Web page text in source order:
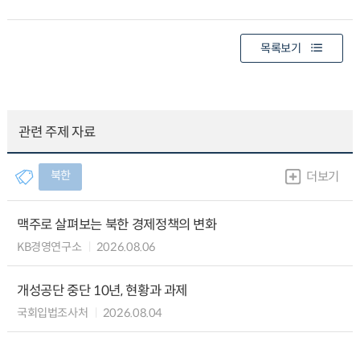
목록보기
관련 주제 자료
북한 더보기
맥주로 살펴보는 북한 경제정책의 변화
KB경영연구소 2026.08.06
개성공단 중단 10년, 현황과 과제
국회입법조사처 2026.08.04